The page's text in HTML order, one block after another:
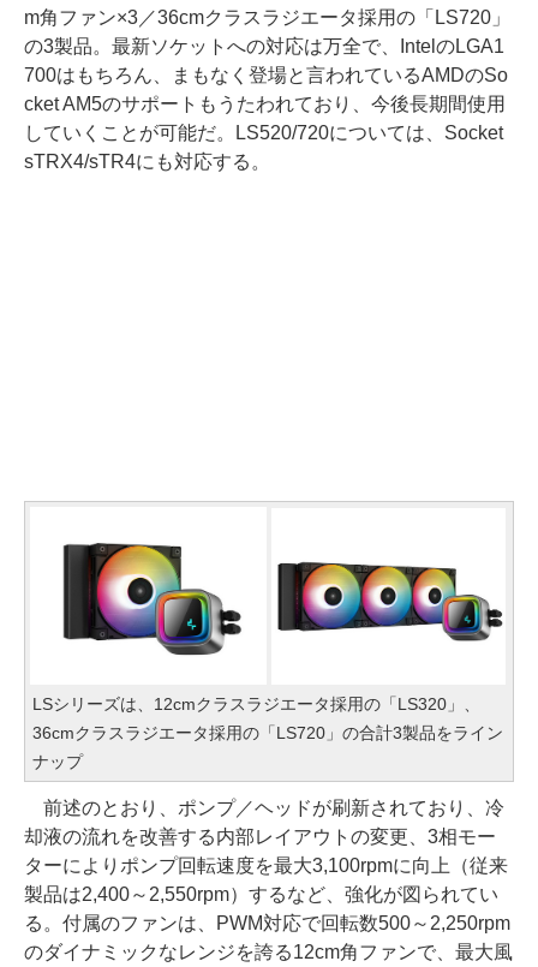
m角ファン×3／36cmクラスラジエータ採用の「LS720」
の3製品。最新ソケットへの対応は万全で、IntelのLGA1
700はもちろん、まもなく登場と言われているAMDのSo
cket AM5のサポートもうたわれており、今後長期間使用
していくことが可能だ。LS520/720については、Socket
sTRX4/sTR4にも対応する。
LSシリーズは、12cmクラスラジエータ採用の「LS320」、
36cmクラスラジエータ採用の「LS720」の合計3製品をライン
ナップ
前述のとおり、ポンプ／ヘッドが刷新されており、冷
却液の流れを改善する内部レイアウトの変更、3相モー
ターによりポンプ回転速度を最大3,100rpmに向上（従来
製品は2,400～2,550rpm）するなど、強化が図られてい
る。付属のファンは、PWM対応で回転数500～2,250rpm
のダイナミックなレンジを誇る12cm角ファンで、最大風